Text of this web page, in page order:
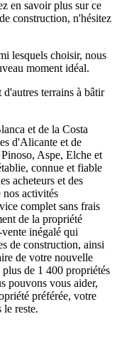
en savoir plus sur ce
construction, n'hésitez
lesquels choisir, nous
moment idéal.
terrains à bâtir
et de la Costa
d'Alicante et de
Aspe, Elche et
connue et fiable
acheteurs et des
nos activités
complet sans frais
de la propriété
inégalé qui
de construction, ainsi
de votre nouvelle
de 1 400 propriétés
pouvons vous aider,
préférée, votre
le reste.